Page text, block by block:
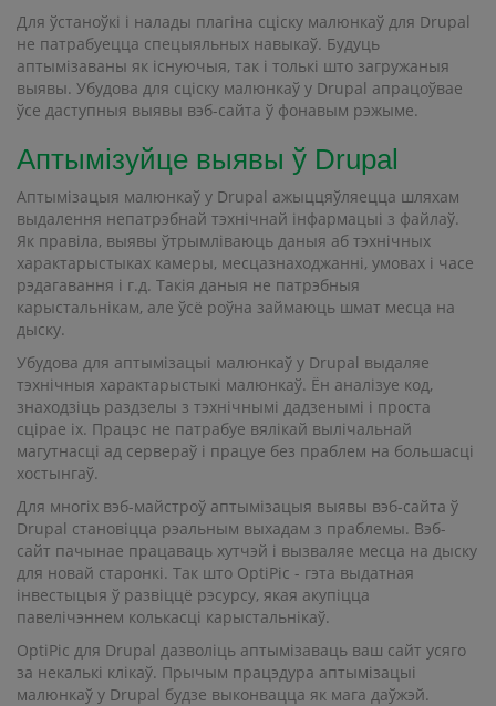
Для ўстаноўкі і налады плагіна сціску малюнкаў для Drupal
не патрабуецца спецыяльных навыкаў. Будуць
аптымізаваны як існуючыя, так і толькі што загружаныя
выявы. Убудова для сціску малюнкаў у Drupal апрацоўвае
ўсе даступныя выявы вэб-сайта ў фонавым рэжыме.
Аптымізуйце выявы ў Drupal
Аптымізацыя малюнкаў у Drupal ажыццяўляецца шляхам
выдалення непатрэбнай тэхнічнай інфармацыі з файлаў.
Як правіла, выявы ўтрымліваюць даныя аб тэхнічных
характарыстыках камеры, месцазнаходжанні, умовах і часе
рэдагавання і г.д. Такія даныя не патрэбныя
карыстальнікам, але ўсё роўна займаюць шмат месца на
дыску.
Убудова для аптымізацыі малюнкаў у Drupal выдаляе
тэхнічныя характарыстыкі малюнкаў. Ён аналізуе код,
знаходзіць раздзелы з тэхнічнымі дадзенымі і проста
сцірае іх. Працэс не патрабуе вялікай вылічальнай
магутнасці ад сервераў і працуе без праблем на большасці
хостынгаў.
Для многіх вэб-майстроў аптымізацыя выявы вэб-сайта ў
Drupal становіцца рэальным выхадам з праблемы. Вэб-
сайт пачынае працаваць хутчэй і вызваляе месца на дыску
для новай старонкі. Так што OptiPic - гэта выдатная
інвестыцыя ў развіццё рэсурсу, якая акупіцца
павелічэннем колькасці карыстальнікаў.
OptiPic для Drupal дазволіць аптымізаваць ваш сайт усяго
за некалькі клікаў. Прычым працэдура аптымізацыі
малюнкаў у Drupal будзе выконвацца як мага даўжэй.